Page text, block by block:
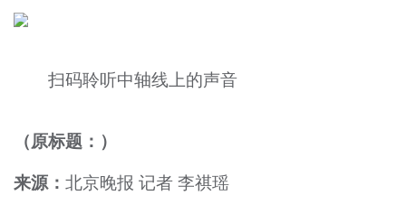
扫码聆听中轴线上的声音
（原标题：）
来源： 北京晚报 记者 李祺瑶